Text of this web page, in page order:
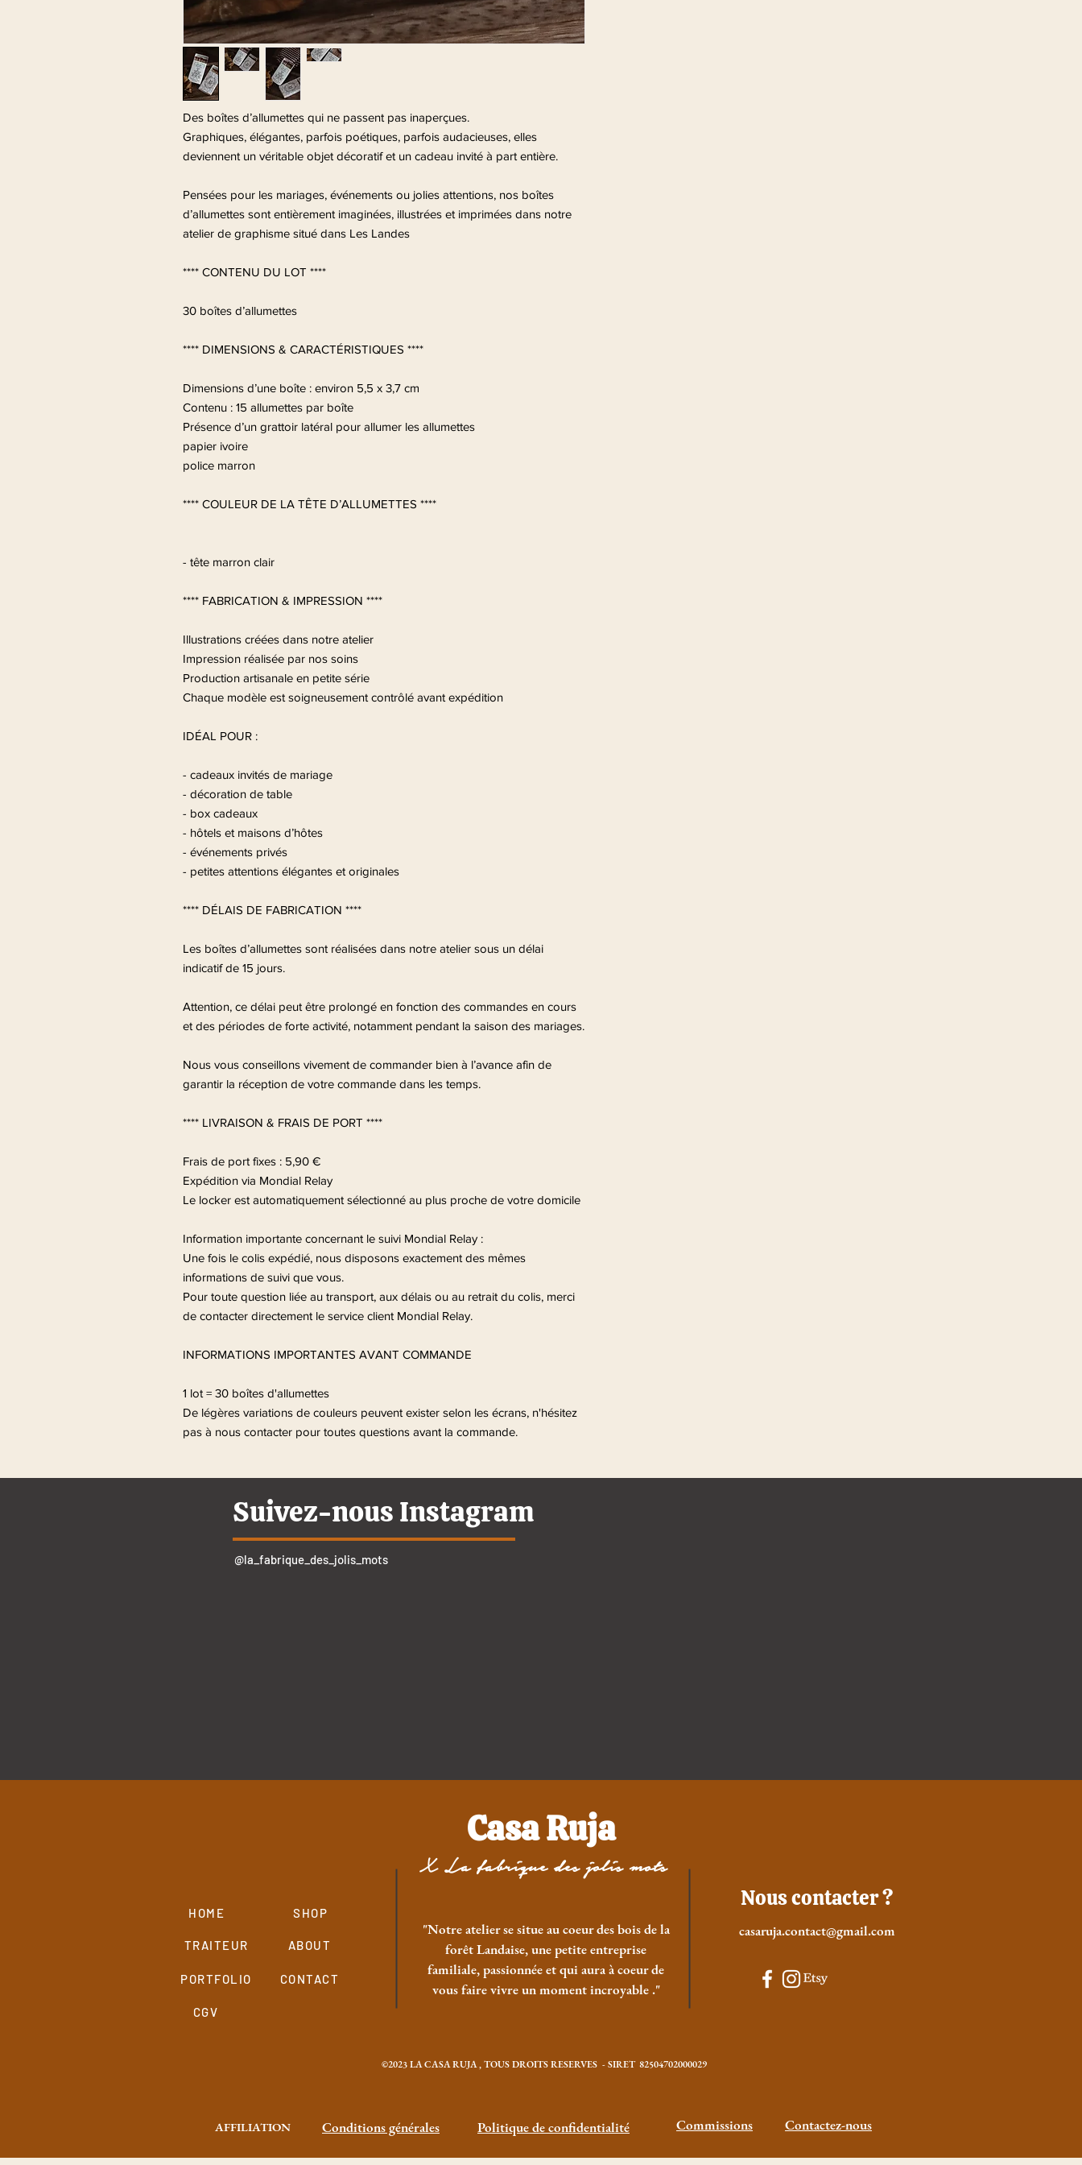
Des boîtes d’allumettes qui ne passent pas inaperçues.
Graphiques, élégantes, parfois poétiques, parfois audacieuses, elles
deviennent un véritable objet décoratif et un cadeau invité à part entière.
Pensées pour les mariages, événements ou jolies attentions, nos boîtes
d’allumettes sont entièrement imaginées, illustrées et imprimées dans notre
atelier de graphisme situé dans Les Landes
**** CONTENU DU LOT ****
30 boîtes d’allumettes
**** DIMENSIONS & CARACTÉRISTIQUES ****
Dimensions d’une boîte : environ 5,5 x 3,7 cm
Contenu : 15 allumettes par boîte
Présence d’un grattoir latéral pour allumer les allumettes
papier ivoire
police marron
**** COULEUR DE LA TÊTE D’ALLUMETTES ****
- tête marron clair
**** FABRICATION & IMPRESSION ****
Illustrations créées dans notre atelier
Impression réalisée par nos soins
Production artisanale en petite série
Chaque modèle est soigneusement contrôlé avant expédition
IDÉAL POUR :
- cadeaux invités de mariage
- décoration de table
- box cadeaux
- hôtels et maisons d’hôtes
- événements privés
- petites attentions élégantes et originales
**** DÉLAIS DE FABRICATION ****
Les boîtes d’allumettes sont réalisées dans notre atelier sous un délai
indicatif de 15 jours.
Attention, ce délai peut être prolongé en fonction des commandes en cours
et des périodes de forte activité, notamment pendant la saison des mariages.
Nous vous conseillons vivement de commander bien à l’avance afin de
garantir la réception de votre commande dans les temps.
**** LIVRAISON & FRAIS DE PORT ****
Frais de port fixes : 5,90 €
Expédition via Mondial Relay
Le locker est automatiquement sélectionné au plus proche de votre domicile
Information importante concernant le suivi Mondial Relay :
Une fois le colis expédié, nous disposons exactement des mêmes
informations de suivi que vous.
Pour toute question liée au transport, aux délais ou au retrait du colis, merci
de contacter directement le service client Mondial Relay.
INFORMATIONS IMPORTANTES AVANT COMMANDE
1 lot = 30 boîtes d'allumettes
De légères variations de couleurs peuvent exister selon les écrans, n'hésitez
pas à nous contacter pour toutes questions avant la commande.
Suivez-nous Instagram
@la_fabrique_des_jolis_mots
Casa Ruja
X La fabrique des jolis mots
HOME
TRAITEUR
PORTFOLIO
CGV
SHOP
Nous contacter ?
casaruja.contact@gmail.com
ABOUT
"Notre atelier se situe au coeur des bois de la
forêt Landaise, une petite entreprise
familiale, passionnée et qui aura à coeur de
vous faire vivre un moment incroyable ."
CONTACT
©2023 LA CASA RUJA , TOUS DROITS RESERVES - SIRET 82504702000029
AFFILIATION Conditions générales Politique de confidentialité Commissions Contactez-nous